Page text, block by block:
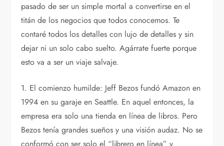
pasado de ser un simple mortal a convertirse en el
titán de los negocios que todos conocemos. Te
contaré todos los detalles con lujo de detalles y sin
dejar ni un solo cabo suelto. Agárrate fuerte porque
esto va a ser un viaje salvaje.
1. El comienzo humilde: Jeff Bezos fundó Amazon en
1994 en su garaje en Seattle. En aquel entonces, la
empresa era solo una tienda en línea de libros. Pero
Bezos tenía grandes sueños y una visión audaz. No se